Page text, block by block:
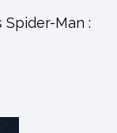
Spider-Man :